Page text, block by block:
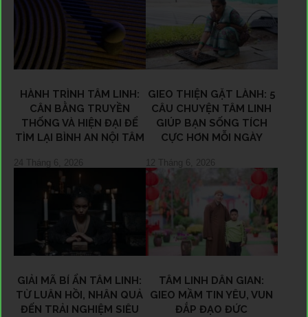
HÀNH TRÌNH TÂM LINH:
CÂN BẰNG TRUYỀN
THỐNG VÀ HIỆN ĐẠI ĐỂ
TÌM LẠI BÌNH AN NỘI TÂM
24 Tháng 6, 2026
GIEO THIỆN GẶT LÀNH: 5
CÂU CHUYỆN TÂM LINH
GIÚP BẠN SỐNG TÍCH
CỰC HƠN MỖI NGÀY
12 Tháng 6, 2026
GIẢI MÃ BÍ ẨN TÂM LINH:
TỪ LUÂN HỒI, NHÂN QUẢ
ĐẾN TRẢI NGHIỆM SIÊU
TÂM LINH DÂN GIAN:
GIEO MẦM TIN YÊU, VUN
ĐẮP ĐẠO ĐỨC